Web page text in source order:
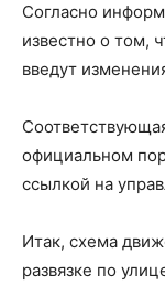
Согласно
известно о том,
введут
официальном
ссылкой на
Итак, схема
развязке по